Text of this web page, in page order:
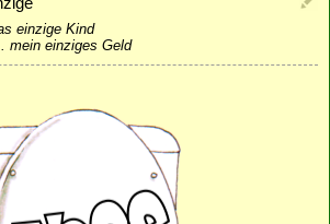
einzige Kind
mein einziges Geld